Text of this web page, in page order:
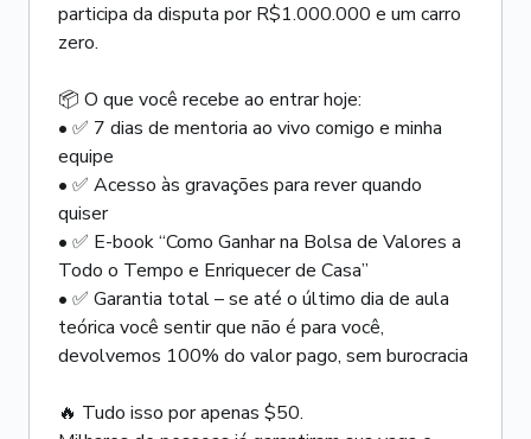
participa da disputa por R$1.000.000 e um carro
zero.
📦 O que você recebe ao entrar hoje:
• ✅ 7 dias de mentoria ao vivo comigo e minha
equipe
• ✅ Acesso às gravações para rever quando
quiser
• ✅ E-book “Como Ganhar na Bolsa de Valores a
Todo o Tempo e Enriquecer de Casa”
• ✅ Garantia total – se até o último dia de aula
teórica você sentir que não é para você,
devolvemos 100% do valor pago, sem burocracia
🔥 Tudo isso por apenas $50.